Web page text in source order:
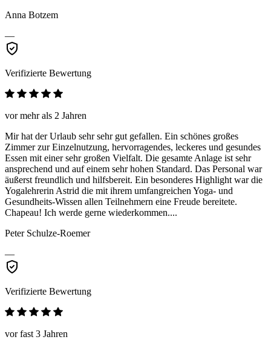
Anna Botzem
—
Verifizierte Bewertung
vor mehr als 2 Jahren
Mir hat der Urlaub sehr sehr gut gefallen. Ein schönes großes
Zimmer zur Einzelnutzung, hervorragendes, leckeres und gesundes
Essen mit einer sehr großen Vielfalt. Die gesamte Anlage ist sehr
ansprechend und auf einem sehr hohen Standard. Das Personal war
äußerst freundlich und hilfsbereit. Ein besonderes Highlight war die
Yogalehrerin Astrid die mit ihrem umfangreichen Yoga- und
Gesundheits-Wissen allen Teilnehmern eine Freude bereitete.
Chapeau! Ich werde gerne wiederkommen....
Peter Schulze-Roemer
—
Verifizierte Bewertung
vor fast 3 Jahren